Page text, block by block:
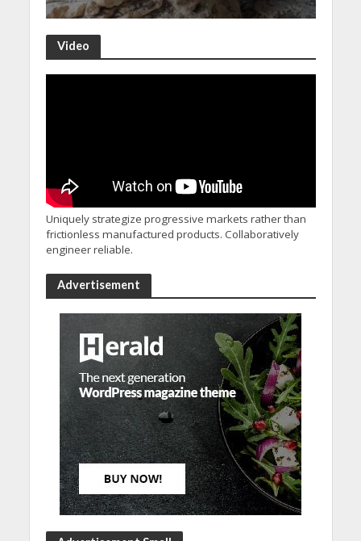
Video
Uniquely strategize progressive markets rather than
frictionless manufactured products. Collaboratively
engineer reliable.
Advertisement